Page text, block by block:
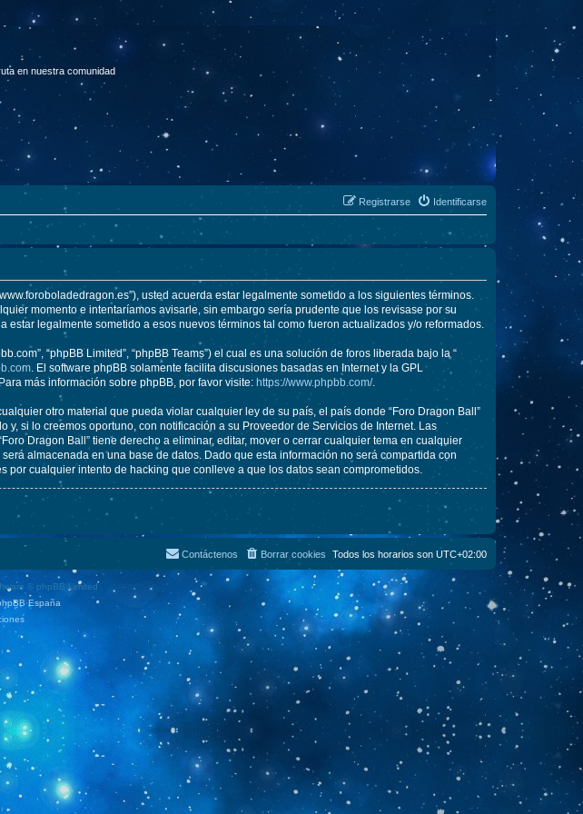
en nuestra comunidad
Identificarse
Registrarse
usted acuerda estar legalmente sometido a los siguientes términos.
momento e intentaríamos avisarle, sin embargo sería prudente que los revisase por su
legalmente sometido a esos nuevos términos tal como fueron actualizados y/o reformados.
“phpBB Limited”, “phpBB Teams”) el cual es una solución de foros liberada bajo la “
. El software phpBB solamente facilita discusiones basadas en Internet y la GPL
más información sobre phpBB, por favor visite: https://www.phpbb.com/.
otro material que pueda violar cualquier ley de su país, el país donde “Foro Dragon Ball”
si lo creemos oportuno, con notificación a su Proveedor de Servicios de Internet. Las
Dragon Ball” tiene derecho a eliminar, editar, mover o cerrar cualquier tema en cualquier
almacenada en una base de datos. Dado que esta información no será compartida con
por cualquier intento de hacking que conlleve a que los datos sean comprometidos.
Todos los horarios son UTC+02:00
Borrar cookies
Contáctenos
© phpBB Limited
España